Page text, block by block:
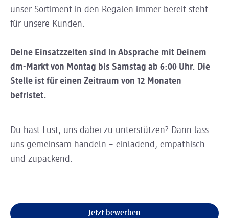
unser Sortiment in den Regalen immer bereit steht
für unsere Kunden.
Deine Einsatzzeiten sind in Absprache mit Deinem
dm-Markt von Montag bis Samstag ab 6:00 Uhr. Die
Stelle ist für einen Zeitraum von 12 Monaten
befristet.
Du hast Lust, uns dabei zu unterstützen? Dann lass
uns gemeinsam handeln – einladend, empathisch
und zupackend.
Jetzt bewerben